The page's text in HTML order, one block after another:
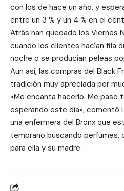
con los de hace un año, y
entre un 3 % y un 4 % en el
Atrás han quedado los Viernes
cuando los clientes hacían fila
noche o se producían peleas
Aun así, las compras del Black
tradición muy apreciada por
«Me encanta hacerlo. Me paso
esperando este día», comentó
una enfermera del Bronx que
temprano buscando
para ella y su madre.